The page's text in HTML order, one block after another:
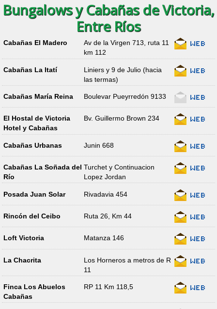
Bungalows y Cabañas de Victoria,
Entre Ríos
Cabañas El Madero
Av de la Virgen 713, ruta 11
km 112
Cabañas La Itatí
Liniers y 9 de Julio (hacia
las termas)
Cabañas María Reina Boulevar Pueyrredón 9133
El Hostal de Victoria
Hotel y Cabañas
Bv. Guillermo Brown 234
Cabañas Urbanas Junin 668
Cabañas La Soñada del
Río
Turchet y Continuacion
Lopez Jordan
Posada Juan Solar Rivadavia 454
Rincón del Ceibo Ruta 26, Km 44
Loft Victoria Matanza 146
La Chacrita
Los Horneros a metros de R
11
Finca Los Abuelos
Cabañas
RP 11 Km 118,5